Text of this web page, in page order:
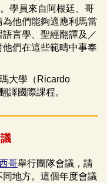
學員來自阿根廷、哥
他們能夠適應利馬當
言學、聖經翻譯及／
們在這些範疇中事奉
大學（Ricardo
譯國際課程。
哥舉行團隊會議，請
地方。這個年度會議